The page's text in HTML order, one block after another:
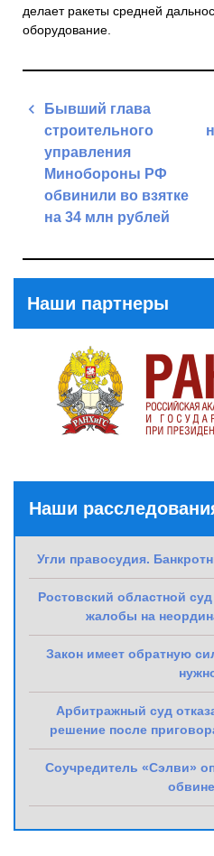
делает ракеты средней
оборудование.
Навигация
записям
Бывший глава
строительного
управления
Минобороны РФ
обвинили во взятке
на 34 млн рублей
Наши партнеры
Наши
Угли правосудия.
Ростовский областной
жалобы на
Закон имеет обратную
Арбитражный суд
решение после
Соучредитель «Сэлви»